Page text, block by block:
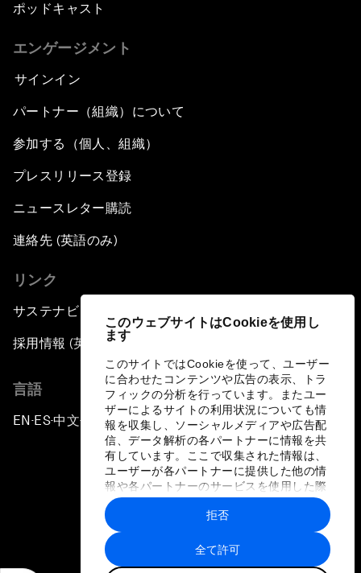
このウェブサイトはCookieを使用し
ます
このサイトではCookieを使って、ユーザー
に合わせたコンテンツや広告の表示、トラ
フィックの分析を行っています。またユー
ザーによるサイトの利用状況についても情
報を収集し、ソーシャルメディアや広告配
信、データ解析の各パートナーに情報を共
有しています。ここで収集された情報は、
ユーザーが各パートナーに提供した他の情
報や各パートナーのサービスを使用した際
に収集された情報と組み合わされ、各パー
トナーによって使用されることがありま
す。
全て許可
拒否
ポッドキャスト
エンゲージメント
サインイン
パートナー（組織）について
参加する（個人、組織）
プレスリリース登録
ニュースレター購読
連絡先 (英語のみ)
リンク
サステナビリティへの取り組み
採用情報 (英語のみ)
言語
EN ▪ES▪中文▪ 日本語
プライバシーポリシーと利用規約
サイトマップ